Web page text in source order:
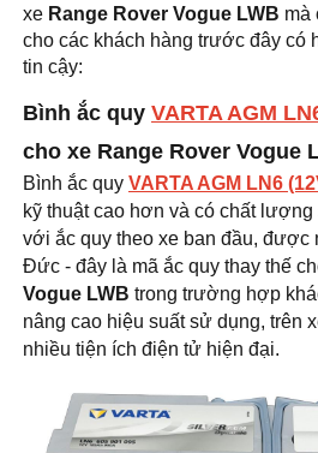
xe Range Rover Vogue LWB mà
cho các khách hàng trước đây có
tin cậy:
Bình ắc quy VARTA AGM
cho xe Range Rover Vogue
Bình ắc quy VARTA AGM LN6
kỹ thuật cao hơn và có chất
với ắc quy theo xe ban đầu, được
Đức - đây là mã ắc quy thay thế
Vogue LWB trong trường hợp
nâng cao hiệu suất sử dụng, trên
nhiều tiện ích điện tử hiện đại.